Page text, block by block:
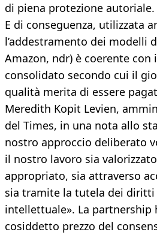
di piena protezione autoriale.
E di conseguenza, utilizzata
l’addestramento dei modelli
Amazon, ndr) è coerente
consolidato secondo cui il
qualità merita di essere
Meredith Kopit Levien,
del Times, in una nota allo
nostro approccio deliberato
il nostro lavoro sia
appropriato, sia attraverso
sia tramite la tutela dei
intellettuale». La partnership
cosiddetto prezzo del